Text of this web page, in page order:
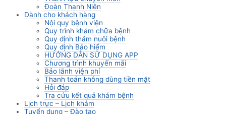
Đoàn Thanh Niên
Dành cho khách hàng
Nội quy bệnh viện
Quy trình khám chữa bệnh
Quy định thăm nuôi bệnh
Quy định Bảo hiểm
HƯỚNG DẪN SỬ DỤNG APP
Chương trình khuyến mãi
Bảo lãnh viện phí
Thanh toán không dùng tiền mặt
Hỏi đáp
Tra cứu kết quả khám bệnh
Lịch trực – Lịch khám
Tuyển dụng – Đào tạo